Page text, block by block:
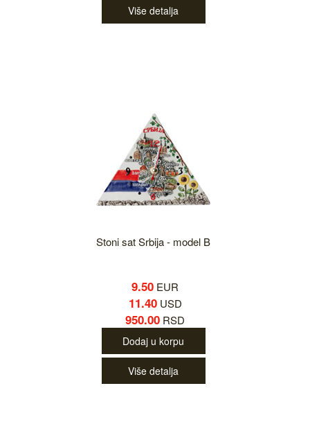
Više detalja
Stoni sat Srbija - model B
9.50 EUR
11.40USD
950.00 RSD
Dodaj u korpu
Više detalja